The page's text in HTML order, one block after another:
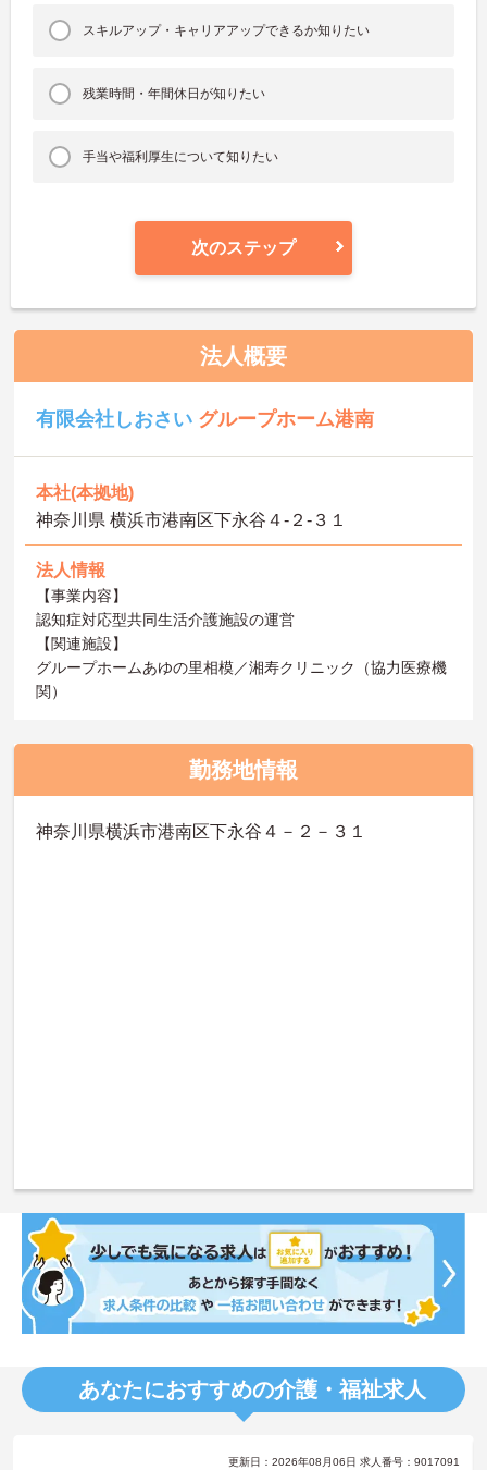
スキルアップ・キャリアアップできるか知りたい
残業時間・年間休日が知りたい
手当や福利厚生について知りたい
次のステップ
法人概要
有限会社しおさい グループホーム港南
本社(本拠地)
神奈川県 横浜市港南区下永谷４-２-３１
法人情報
【事業内容】
認知症対応型共同生活介護施設の運営
【関連施設】
グループホームあゆの里相模／湘寿クリニック（協力医療機
関）
勤務地情報
神奈川県横浜市港南区下永谷４－２－３１
あなたにおすすめの介護・福祉求人
更新日：2026年08月06日 求人番号：9017091